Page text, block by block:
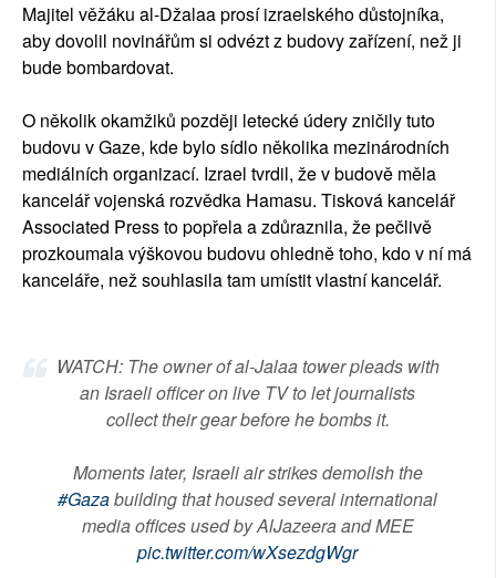
Majitel věžáku al-Džalaa prosí izraelského důstojníka,
aby dovolil novinářům si odvézt z budovy zařízení, než ji
bude bombardovat.
O několik okamžiků později letecké údery zničily tuto
budovu v Gaze, kde bylo sídlo několika mezinárodních
mediálních organizací. Izrael tvrdil, že v budově měla
kancelář vojenská rozvědka Hamasu. Tisková kancelář
Associated Press to popřela a zdůraznila, že pečlivě
prozkoumala výškovou budovu ohledně toho, kdo v ní má
kanceláře, než souhlasila tam umístit vlastní kancelář.
WATCH: The owner of al-Jalaa tower pleads with
an Israeli officer on live TV to let journalists
collect their gear before he bombs it.
Moments later, Israeli air strikes demolish the
#Gazabuilding that housed several international
media offices used by AlJazeera and MEE
pic.twitter.com/wXsezdgWgr